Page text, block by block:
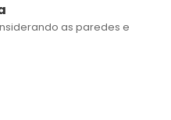
as paredes e